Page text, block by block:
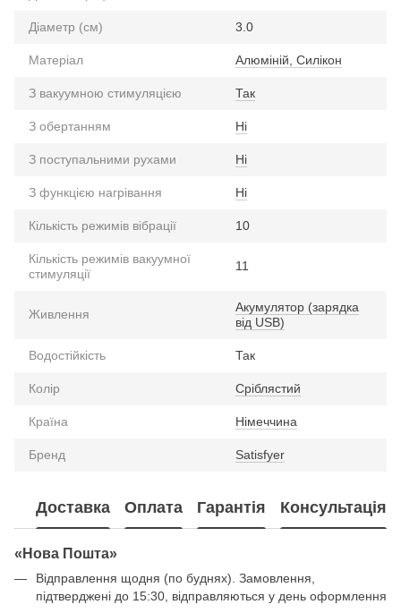
Діаметр (см) 3.0
Матеріал Алюмiнiй, Силiкон
З вакуумною стимуляцією Так
З обертанням Ні
З поступальними рухами Ні
З функцією нагрівання Ні
Кількість режимів вібрації 10
Кількість режимів вакуумної
стимуляції
11
Живлення
Акумулятор (зарядка
від USB)
Водостійкість Так
Колір Сріблястий
Країна Німеччина
Бренд Satisfyer
Доставка Оплата Гарантія Консультація
«Нова Пошта»
Відправлення щодня (по буднях). Замовлення,
підтверджені до 15:30, відправляються у день оформлення